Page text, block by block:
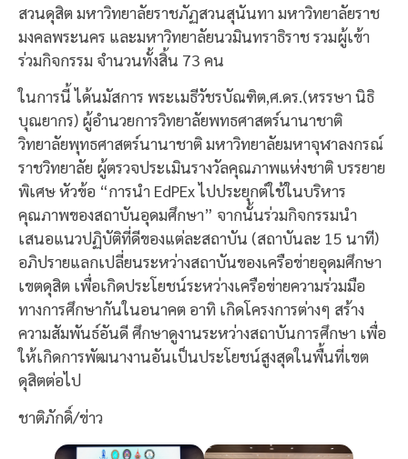
สวนดุสิต มหาวิทยาลัยราชภัฏสวนสุนันทา มหาวิทยาลัยราช
มงคลพระนคร และมหาวิทยาลัยนวมินทราธิราช รวมผู้เข้า
ร่วมกิจกรรม จำนวนทั้งสิ้น 73 คน
ในการนี้ ได้นมัสการ พระเมธีวัชรบัณฑิต,ศ.ดร.(หรรษา นิธิ
บุณยากร) ผู้อำนวยการวิทยาลัยพทธศาสตร์นานาชาติ
วิทยาลัยพุทธศาสตร์นานาชาติ มหาวิทยาลัยมหาจุฬาลงกรณ์
ราชวิทยาลัย ผู้ตรวจประเมินรางวัลคุณภาพแห่งชาติ บรรยาย
พิเศษ หัวข้อ “การนำ EdPEx ไปประยุกต์ใช้ในบริหาร
คุณภาพของสถาบันอุดมศึกษา” จากนั้นร่วมกิจกรรมนำ
เสนอแนวปฏิบัติที่ดีของแต่ละสถาบัน (สถาบันละ 15 นาที)
อภิปรายแลกเปลี่ยนระหว่างสถาบันของเครือข่ายอุดมศึกษา
เขตดุสิต เพื่อเกิดประโยชน์ระหว่างเครือข่ายความร่วมมือ
ทางการศึกษากันในอนาคต อาทิ เกิดโครงการต่างๆ สร้าง
ความสัมพันธ์อันดี ศึกษาดูงานระหว่างสถาบันการศึกษา เพื่อ
ให้เกิดการพัฒนางานอันเป็นประโยชน์สูงสุดในพื้นที่เขต
ดุสิตต่อไป
ชาติภักดิ์/ข่าว